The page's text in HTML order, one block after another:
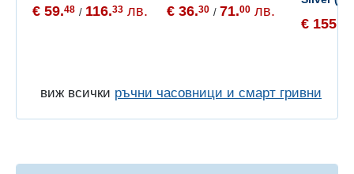
€ 59.48 / 116.33 лв. € 36.30 / 71.00 лв.
€ 155.
виж всички ръчни часовници и смарт гривни